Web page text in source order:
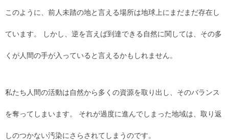
このように、前人未踏の地と言える場所は地球上にまだまだ存在し
ています。 しかし、逆を言えば到達できる自然に関しては、その多
くが人間の手が入っていると言えるかもしれません。
私たち人間の活動は自然から多くの資源を取り出し、そのバランス
を奪ってしまいます。 それが過度に進んでしまった地域は、取り返
しのつかない汚染にさらされてしまうのです。